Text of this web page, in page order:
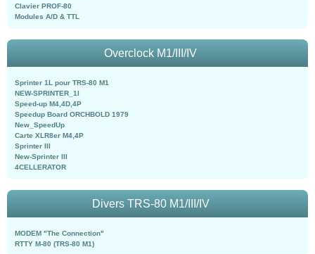
Clavier PROF-80
Modules A/D & TTL
Overclock M1/III/IV
Sprinter 1L pour TRS-80 M1
NEW-SPRINTER_1l
Speed-up M4,4D,4P
Speedup Board ORCHBOLD 1979
New_SpeedUp
Carte XLR8er M4,4P
Sprinter III
New-Sprinter III
4CELLERATOR
Divers TRS-80 M1/III/IV
MODEM "The Connection"
RTTY M-80 (TRS-80 M1)